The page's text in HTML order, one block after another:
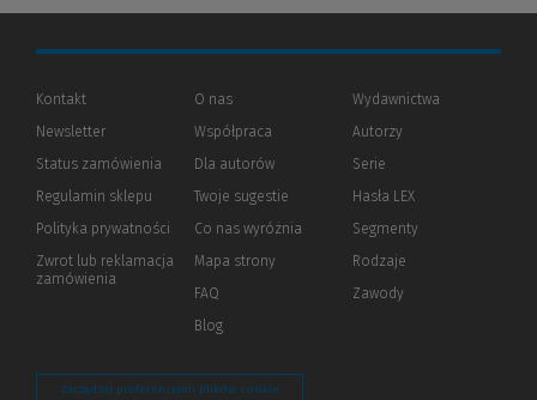
Kontakt
Newsletter
Status zamówienia
Regulamin sklepu
Polityka prywatności (Nowe
(Link
innej
Zwrot lub reklamacja
zamówienia
O nas
Współpraca
Dla autorów(Nowe
(Link
innej
Twoje sugestie
Co nas wyróżnia
Mapa strony
FAQ
Blog
Wydawnictwa
Autorzy
Serie
Hasła LEX
Segmenty
Rodzaje
Zawody
Zarządzaj preferencjami plików cookie